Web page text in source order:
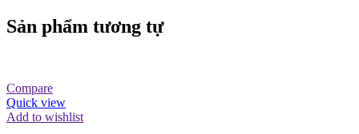
Sản phẩm tương tự
Compare
Quick view
Add to wishlist